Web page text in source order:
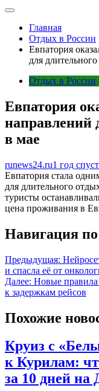
Главная
Отдых в России
Евпатория
для
Отдых в России
Евпатория
направлений
в мае
runews24.ru1 год
Евпатория стала
для длительного
туристы
цена проживания в
Навигация
Предыдущая:
и спасла её от
Далее: Новые правила
к задержкам рейсов
Похожие
Круиз с
к Курилам:
за 10 дней на